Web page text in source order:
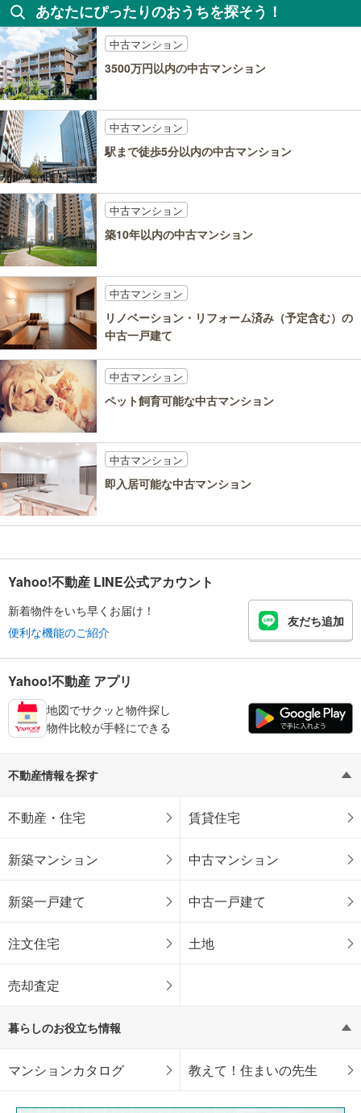
あなたにぴったりのおうちを探そう！
中古マンション
3500万円以内の中古マンション
中古マンション
駅まで徒歩5分以内の中古マンション
中古マンション
築10年以内の中古マンション
中古マンション
リノベーション・リフォーム済み（予定含む）の
中古一戸建て
中古マンション
ペット飼育可能な中古マンション
中古マンション
即入居可能な中古マンション
Yahoo!不動産 LINE公式アカウント
新着物件をいち早くお届け！
便利な機能のご紹介
友だち追加
Yahoo!不動産 アプリ
地図でサクッと物件探し
物件比較が手軽にできる
不動産情報を探す
不動産・住宅 賃貸住宅
新築マンション 中古マンション
新築一戸建て 中古一戸建て
注文住宅 土地
売却査定
暮らしのお役立ち情報
マンションカタログ 教えて！住まいの先生